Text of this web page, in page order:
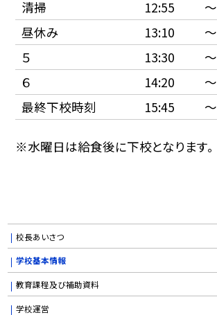
清掃
12:55 〜
昼休み
13:10 〜
５
13:30 〜
６
14:20 〜
最終下校時刻
15:45 〜
※水曜日は給食後に下校となります。
校長あいさつ
学校基本情報
教育課程及び補助資料
学校運営